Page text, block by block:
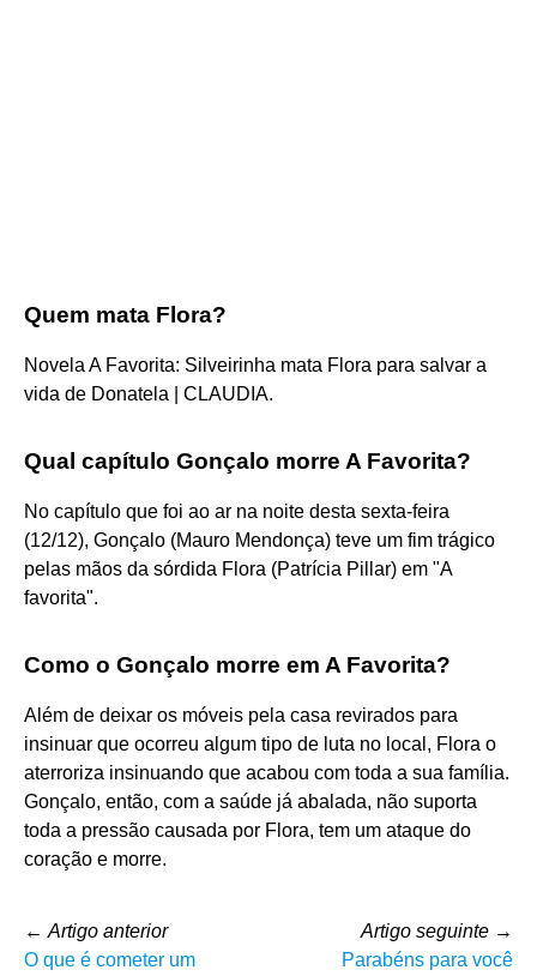
Quem mata Flora?
Novela A Favorita: Silveirinha mata Flora para salvar a
vida de Donatela | CLAUDIA.
Qual capítulo Gonçalo morre A Favorita?
No capítulo que foi ao ar na noite desta sexta-feira
(12/12), Gonçalo (Mauro Mendonça) teve um fim trágico
pelas mãos da sórdida Flora (Patrícia Pillar) em "A
favorita".
Como o Gonçalo morre em A Favorita?
Além de deixar os móveis pela casa revirados para
insinuar que ocorreu algum tipo de luta no local, Flora o
aterroriza insinuando que acabou com toda a sua família.
Gonçalo, então, com a saúde já abalada, não suporta
toda a pressão causada por Flora, tem um ataque do
coração e morre.
← Artigo anterior
O que é cometer um
Artigo seguinte →
Parabéns para você